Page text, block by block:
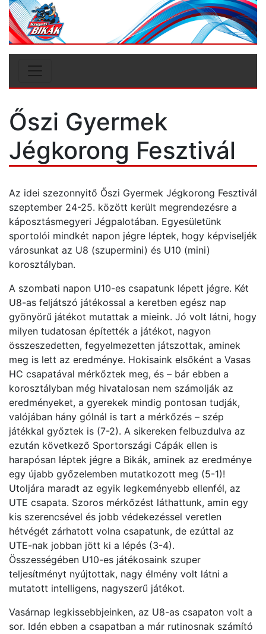
Őszi Gyermek
Jégkorong Fesztivál
Az idei szezonnyitő Őszi Gyermek Jégkorong Fesztivál
szeptember 24-25. között került megrendezésre a
káposztásmegyeri Jégpalotában. Egyesületünk
sportolói mindkét napon jégre léptek, hogy képviseljék
városunkat az U8 (szupermini) és U10 (mini)
korosztályban.
A szombati napon U10-es csapatunk lépett jégre. Két
U8-as feljátszó játékossal a keretben egész nap
gyönyörű játékot mutattak a mieink. Jó volt látni, hogy
milyen tudatosan építették a játékot, nagyon
összeszedetten, fegyelmezetten játszottak, aminek
meg is lett az eredménye. Hokisaink elsőként a Vasas
HC csapatával mérkőztek meg, és – bár ebben a
korosztályban még hivatalosan nem számolják az
eredményeket, a gyerekek mindig pontosan tudják,
valójában hány gólnál is tart a mérkőzés – szép
játékkal győztek is (7-2). A sikereken felbuzdulva az
ezután következő Sportországi Cápák ellen is
harapósan léptek jégre a Bikák, aminek az eredménye
egy újabb győzelemben mutatkozott meg (5-1)!
Utoljára maradt az egyik legkeményebb ellenfél, az
UTE csapata. Szoros mérkőzést láthattunk, amin egy
kis szerencsével és jobb védekezéssel veretlen
hétvégét zárhatott volna csapatunk, de ezúttal az
UTE-nak jobban jött ki a lépés (3-4).
Összességében U10-es játékosaink szuper
teljesítményt nyújtottak, nagy élmény volt látni a
mutatott intelligens, nagyszerű játékot.
Vasárnap legkissebbjeinken, az U8-as csapaton volt a
sor. Idén ebben a csapatban a már rutinosnak számító